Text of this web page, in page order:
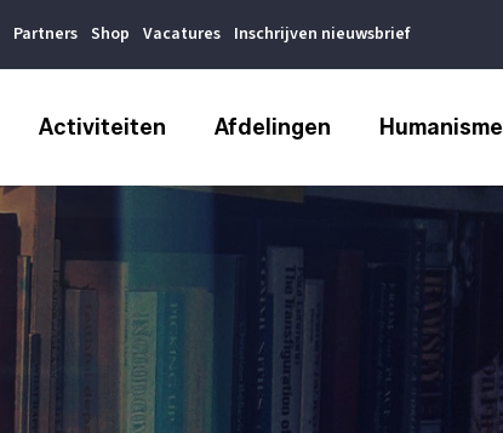
Partners Shop Vacatures Inschrijven nieuwsbrief
Activiteiten Afdelingen Humanisme